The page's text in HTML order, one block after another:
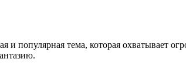
и популярная тема, которая охватывает